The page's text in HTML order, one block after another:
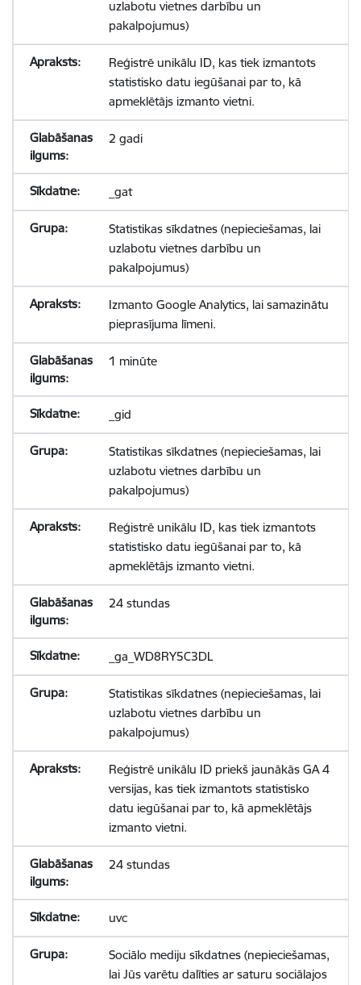
uzlabotu vietnes darbību un
pakalpojumus)
Reģistrē unikālu ID, kas tiek izmantots
statistisko datu iegūšanai par to, kā
apmeklētājs izmanto vietni.
2 gadi
_gat
Statistikas sīkdatnes (nepieciešamas, lai
uzlabotu vietnes darbību un
pakalpojumus)
Izmanto Google Analytics, lai samazinātu
pieprasījuma līmeni.
1 minūte
_gid
Statistikas sīkdatnes (nepieciešamas, lai
uzlabotu vietnes darbību un
pakalpojumus)
Reģistrē unikālu ID, kas tiek izmantots
statistisko datu iegūšanai par to, kā
apmeklētājs izmanto vietni.
24 stundas
_ga_WD8RY5C3DL
Statistikas sīkdatnes (nepieciešamas, lai
uzlabotu vietnes darbību un
pakalpojumus)
Reģistrē unikālu ID priekš jaunākās GA 4
versijas, kas tiek izmantots statistisko
datu iegūšanai par to, kā apmeklētājs
izmanto vietni.
24 stundas
uvc
Sociālo mediju sīkdatnes (nepieciešamas,
lai Jūs varētu dalīties ar saturu sociālajos